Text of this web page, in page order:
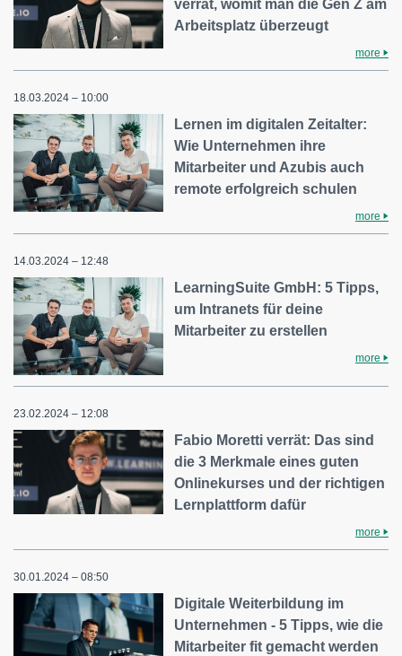
verrät, womit man die Gen Z am
Arbeitsplatz überzeugt
more
18.03.2024 – 10:00
Lernen im digitalen Zeitalter:
Wie Unternehmen ihre
Mitarbeiter und Azubis auch
remote erfolgreich schulen
more
14.03.2024 – 12:48
LearningSuite GmbH: 5 Tipps,
um Intranets für deine
Mitarbeiter zu erstellen
more
23.02.2024 – 12:08
Fabio Moretti verrät: Das sind
die 3 Merkmale eines guten
Onlinekurses und der richtigen
Lernplattform dafür
more
30.01.2024 – 08:50
Digitale Weiterbildung im
Unternehmen - 5 Tipps, wie die
Mitarbeiter fit gemacht werden